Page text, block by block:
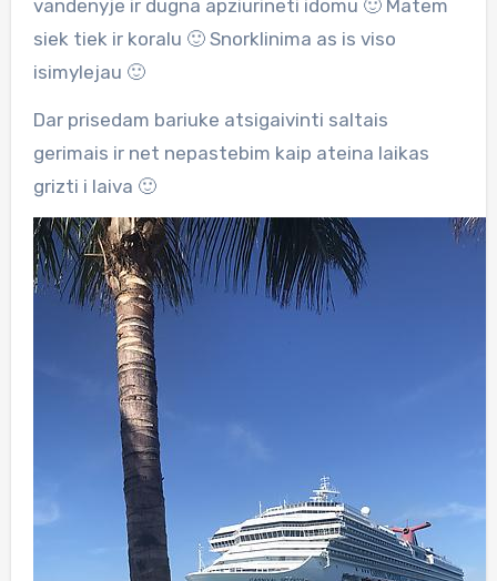
vandenyje ir dugna apziurineti idomu 🙂 Matem
siek tiek ir koralu 🙂 Snorklinima as is viso
isimylejau 🙂
Dar prisedam bariuke atsigaivinti saltais
gerimais ir net nepastebim kaip ateina laikas
grizti i laiva 🙂